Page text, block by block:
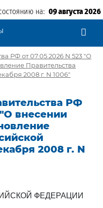
на: 09 августа 2026
РФ от 07.05.2026 N 523 "О
Правительства
2008 г. N 1006"
РФ
"О внесении
2008 г. N
ФЕДЕРАЦИИ